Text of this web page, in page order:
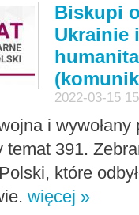
Biskupi
Ukrainie
2022-03-15
i
temat 391.
które
więcej »